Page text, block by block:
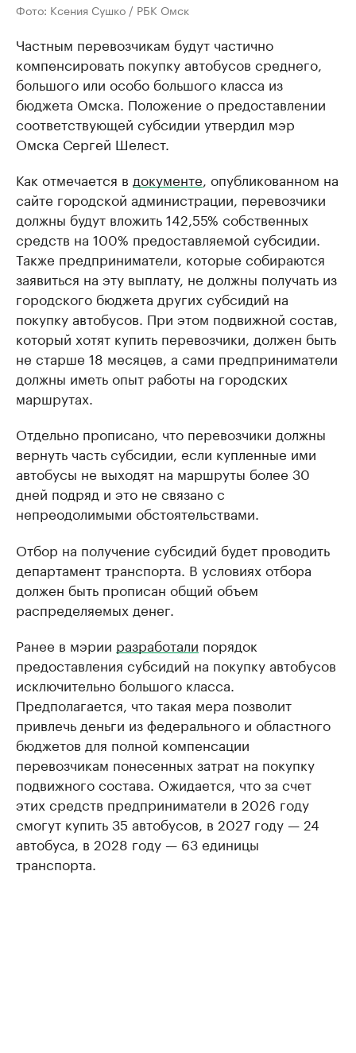
Фото: Ксения Сушко / РБК Омск
Частным перевозчикам будут частично
компенсировать покупку автобусов среднего,
большого или особо большого класса из
бюджета Омска. Положение о предоставлении
соответствующей субсидии утвердил мэр
Омска Сергей Шелест.
Как отмечается в документе, опубликованном на
сайте городской администрации, перевозчики
должны будут вложить 142,55% собственных
средств на 100% предоставляемой субсидии.
Также предприниматели, которые собираются
заявиться на эту выплату, не должны получать из
городского бюджета других субсидий на
покупку автобусов. При этом подвижной состав,
который хотят купить перевозчики, должен быть
не старше 18 месяцев, а сами предприниматели
должны иметь опыт работы на городских
маршрутах.
Отдельно прописано, что перевозчики должны
вернуть часть субсидии, если купленные ими
автобусы не выходят на маршруты более 30
дней подряд и это не связано с
непреодолимыми обстоятельствами.
Отбор на получение субсидий будет проводить
департамент транспорта. В условиях отбора
должен быть прописан общий объем
распределяемых денег.
Ранее в мэрии разработали порядок
предоставления субсидий на покупку автобусов
исключительно большого класса.
Предполагается, что такая мера позволит
привлечь деньги из федерального и областного
бюджетов для полной компенсации
перевозчикам понесенных затрат на покупку
подвижного состава. Ожидается, что за счет
этих средств предприниматели в 2026 году
смогут купить 35 автобусов, в 2027 году — 24
автобуса, в 2028 году — 63 единицы
транспорта.